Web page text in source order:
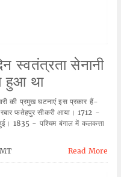
स्वतंत्रता सेनानी
हुआ था
की प्रमुख घटनाएं इस प्रकार हैं-
फतेहपुर सीकरी आया। 1712 -
1835 - पश्चिम बंगाल में कलकत्ता
Read More